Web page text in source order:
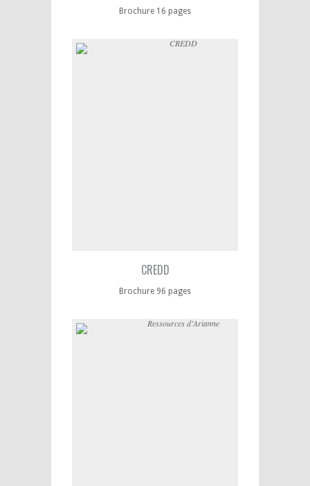
Brochure 16 pages
CREDD
Brochure 96 pages